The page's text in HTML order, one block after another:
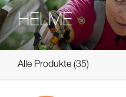
HELME
Alle Produkte 35